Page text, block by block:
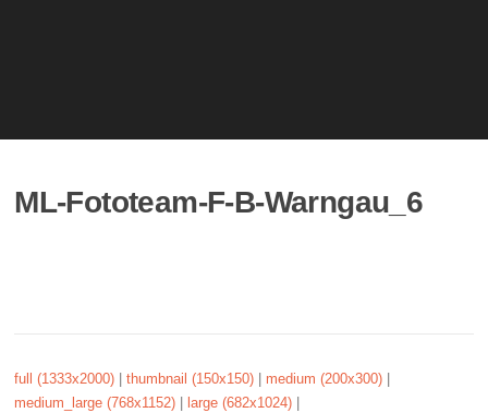
ML-Fototeam-F-B-Warngau_6
full (1333x2000) |thumbnail (150x150) medium (200x300)
medium_large (768x1152)
large (682x1024)